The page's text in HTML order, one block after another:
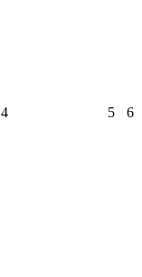
4 5 6